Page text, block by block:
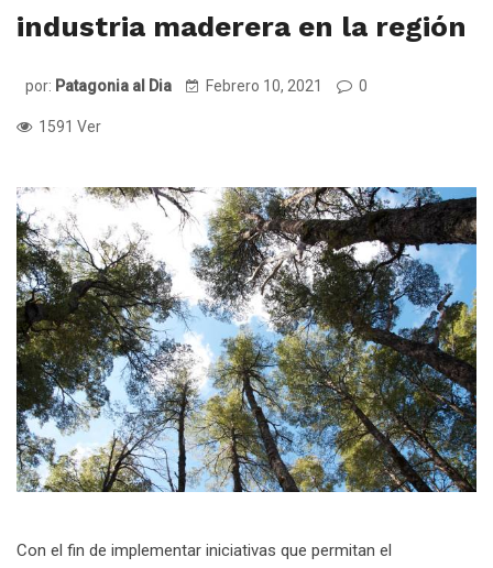
industria maderera en la región
por: Patagonia al Dia Febrero 10, 2021 0
1591 Ver
Con el fin de implementar iniciativas que permitan el